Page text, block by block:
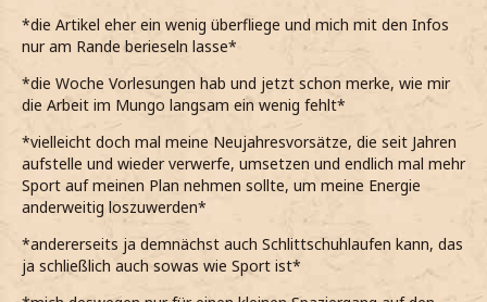
*die Artikel eher ein wenig überfliege und mich mit den Infos
nur am Rande berieseln lasse*
*die Woche Vorlesungen hab und jetzt schon merke, wie mir
die Arbeit im Mungo langsam ein wenig fehlt*
*vielleicht doch mal meine Neujahresvorsätze, die seit Jahren
aufstelle und wieder verwerfe, umsetzen und endlich mal mehr
Sport auf meinen Plan nehmen sollte, um meine Energie
anderweitig loszuwerden*
*andererseits ja demnächst auch Schlittschuhlaufen kann, das
ja schließlich auch sowas wie Sport ist*